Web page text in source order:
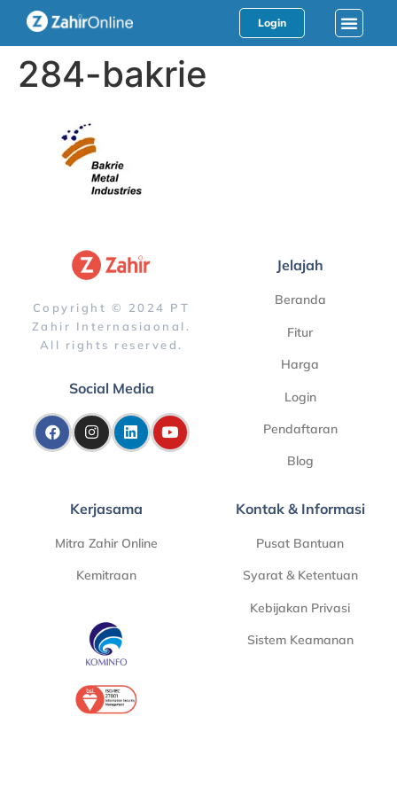
Login
284-bakrie
Copyright © 2024 PT
Zahir Internasiaonal.
All rights reserved.
Social Media
Jelajah
Beranda
Fitur
Harga
Login
Pendaftaran
Blog
Kerjasama
Mitra Zahir Online
Kemitraan
Kontak & Informasi
Pusat Bantuan
Syarat & Ketentuan
Kebijakan Privasi
Sistem Keamanan